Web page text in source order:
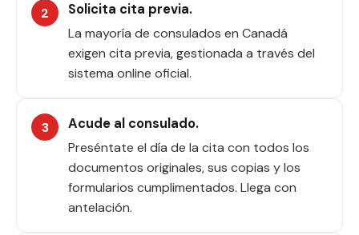
Solicita cita previa.
La mayoría de consulados en Canadá
exigen cita previa, gestionada a través del
sistema online oficial.
Acude al consulado.
Preséntate el día de la cita con todos los
documentos originales, sus copias y los
formularios cumplimentados. Llega con
antelación.